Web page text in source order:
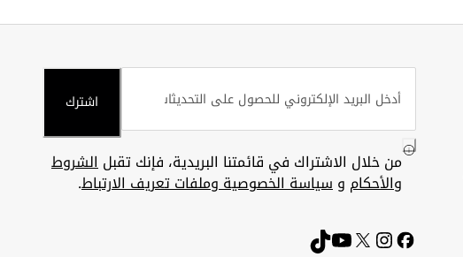
اشترك
من خلال الاشتراك في قائمتنا البريدية، فإنك تقبلالشروط
والأحكام وسياسة الخصوصية وملفات تعريف الارتباط.